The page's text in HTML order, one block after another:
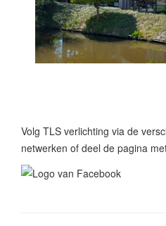
Volg TLS verlichting via de
netwerken of deel de pagina